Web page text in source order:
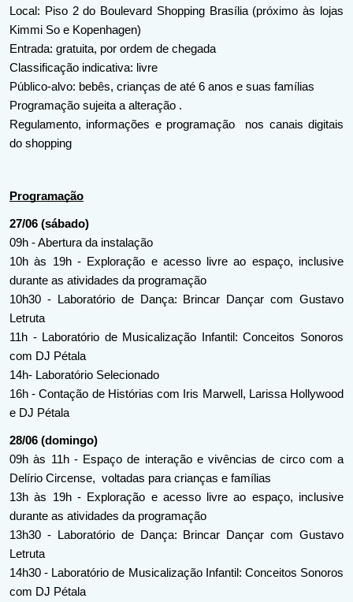
Local: Piso 2 do Boulevard Shopping Brasília (próximo às lojas
Kimmi So e Kopenhagen)
Entrada: gratuita, por ordem de chegada
Classificação indicativa: livre
Público-alvo: bebês, crianças de até 6 anos e suas famílias
Programação sujeita a alteração .
Regulamento, informações e programação  nos canais digitais
do shopping
Programação
27/06 (sábado)
09h - Abertura da instalação
10h às 19h - Exploração e acesso livre ao espaço, inclusive
durante as atividades da programação
10h30 - Laboratório de Dança: Brincar Dançar com Gustavo
Letruta
11h - Laboratório de Musicalização Infantil: Conceitos Sonoros
com DJ Pétala
14h- Laboratório Selecionado
16h - Contação de Histórias com Iris Marwell, Larissa Hollywood
e DJ Pétala
28/06 (domingo)
09h às 11h - Espaço de interação e vivências de circo com a
Delírio Circense,  voltadas para crianças e famílias
13h às 19h - Exploração e acesso livre ao espaço, inclusive
durante as atividades da programação
13h30 - Laboratório de Dança: Brincar Dançar com Gustavo
Letruta
14h30 - Laboratório de Musicalização Infantil: Conceitos Sonoros
com DJ Pétala